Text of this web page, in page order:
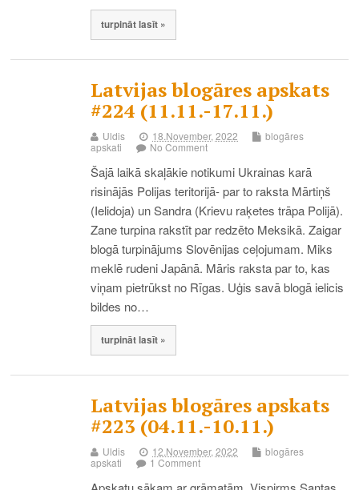
turpināt lasīt »
Latvijas blogāres apskats
#224 (11.11.-17.11.)
Uldis 18.November, 2022
blogāres
apskati
No Comment
Šajā laikā skaļākie notikumi Ukrainas karā
risinājās Polijas teritorijā- par to raksta Mārtiņš
(Ielidoja) un Sandra (Krievu raķetes trāpa Polijā).
Zane turpina rakstīt par redzēto Meksikā. Zaigar
blogā turpinājums Slovēnijas ceļojumam. Miks
meklē rudeni Japānā. Māris raksta par to, kas
viņam pietrūkst no Rīgas. Uģis savā blogā ielicis
bildes no…
turpināt lasīt »
Latvijas blogāres apskats
#223 (04.11.-10.11.)
Uldis 12.November, 2022
blogāres
apskati
1 Comment